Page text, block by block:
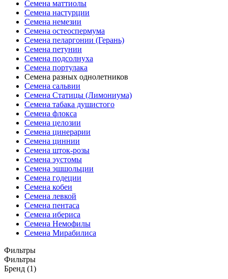
Семена маттиолы
Семена настурции
Семена немезии
Семена остеоспермума
Семена пеларгонии (Герань)
Семена петунии
Семена подсолнуха
Семена портулака
Семена разных однолетников
Семена сальвии
Семена Статицы (Лимониума)
Семена табака душистого
Семена флокса
Семена целозии
Семена цинерарии
Семена циннии
Семена шток-розы
Семена эустомы
Семена эшшольции
Семена годеции
Семена кобеи
Семена левкой
Семена пентаса
Семена ибериса
Семена Немофилы
Семена Мирабилиса
Фильтры
Фильтры
Бренд (1)